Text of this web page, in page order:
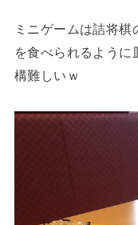
ミニゲームは詰将
を食べられるよう
構難しいｗ